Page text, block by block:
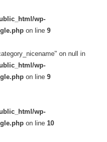
wp-
on line9
on null in
wp-
on line9
wp-
on line10